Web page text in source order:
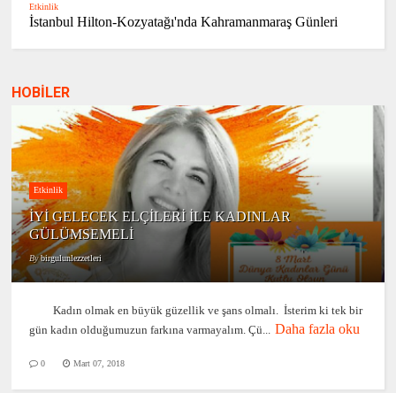
Etkinlik
İstanbul Hilton-Kozyatağı'nda Kahramanmaraş Günleri
HOBİLER
Etkinlik
İYİ GELECEK ELÇİLERİ İLE KADINLAR
GÜLÜMSEMELİ
By birgulunlezzetleri
Kadın olmak en büyük güzellik ve şans olmalı. İsterim ki tek bir
gün kadın olduğumuzun farkına varmayalım. Çü... Daha fazla oku
0 Mart 07, 2018